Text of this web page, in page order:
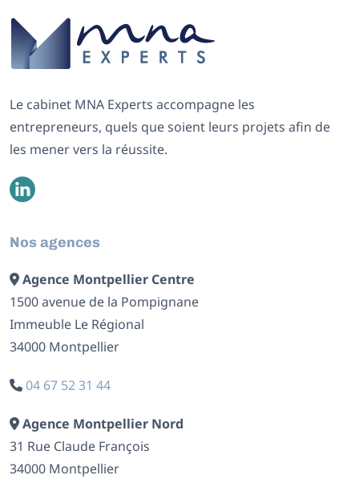
Le cabinet MNA Experts accompagne les
entrepreneurs, quels que soient leurs projets afin de
les mener vers la réussite.
Nos agences
Agence Montpellier Centre
1500 avenue de la Pompignane
Immeuble Le Régional
34000 Montpellier
04 67 52 31 44
Agence Montpellier Nord
31 Rue Claude François
34000 Montpellier